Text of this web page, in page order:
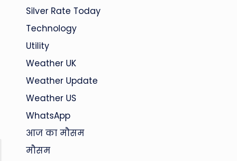
Silver Rate Today
Technology
Utility
Weather UK
Weather Update
Weather US
WhatsApp
आज का मौसम
मौसम